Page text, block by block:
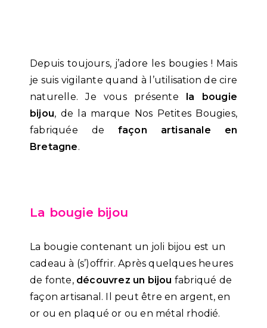
Depuis toujours, j’adore les bougies ! Mais
je suis vigilante quand à l’utilisation de cire
naturelle. Je vous présente la bougie
bijou, de la marque Nos Petites Bougies,
fabriquée de façon artisanale en
Bretagne.
La bougie bijou
La bougie contenant un joli bijou est un
cadeau à (s’)offrir. Après quelques heures
de fonte, découvrez un bijou fabriqué de
façon artisanal. Il peut être en argent, en
or ou en plaqué or ou en métal rhodié.